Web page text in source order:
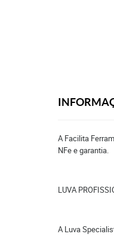
A Facilita
NFe e garantia.
LUVA
A Luva